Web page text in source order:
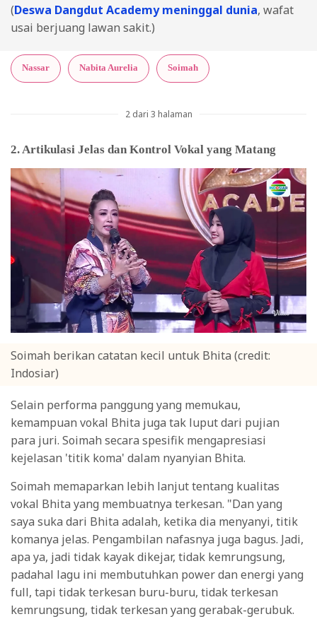
(Deswa Dangdut Academy meninggal dunia, wafat
usai berjuang lawan sakit.)
Nassar Nabita Aurelia Soimah
2 dari 3 halaman
2. Artikulasi Jelas dan Kontrol Vokal yang Matang
Soimah berikan catatan kecil untuk Bhita (credit:
Indosiar)
Selain performa panggung yang memukau,
kemampuan vokal Bhita juga tak luput dari pujian
para juri. Soimah secara spesifik mengapresiasi
kejelasan 'titik koma' dalam nyanyian Bhita.
Soimah memaparkan lebih lanjut tentang kualitas
vokal Bhita yang membuatnya terkesan. "Dan yang
saya suka dari Bhita adalah, ketika dia menyanyi, titik
komanya jelas. Pengambilan nafasnya juga bagus. Jadi,
apa ya, jadi tidak kayak dikejar, tidak kemrungsung,
padahal lagu ini membutuhkan power dan energi yang
full, tapi tidak terkesan buru-buru, tidak terkesan
kemrungsung, tidak terkesan yang gerabak-gerubuk.